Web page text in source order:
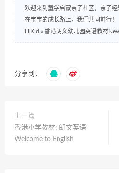
欢迎来到童学启蒙亲子社区，亲子
在宝宝的成长路上，我们共同前行！
HiKid » 香港朗文幼儿园英语教材
分享到：
上一篇
香港小学教材: 朗文英语
Welcome to English